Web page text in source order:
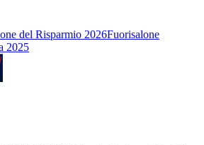
del Risparmio 2026Fuorisalone
2025